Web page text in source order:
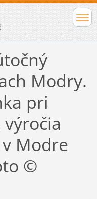
Modry.
pri
Modre
©